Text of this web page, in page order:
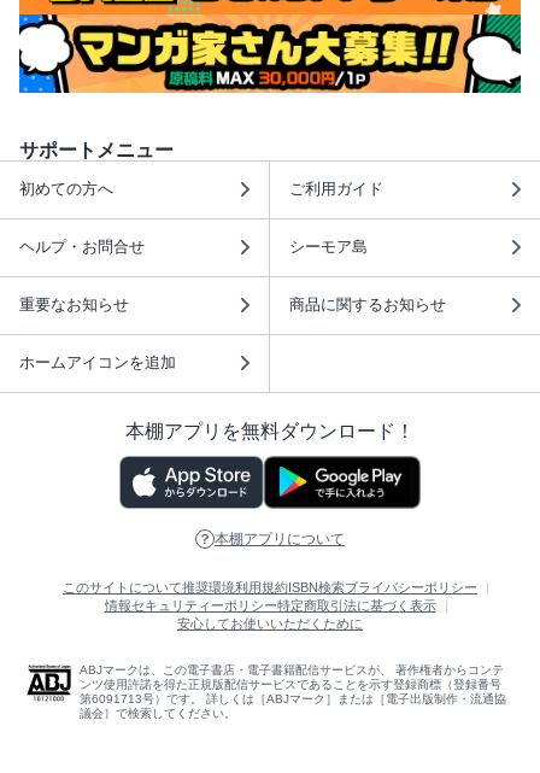
サポートメニュー
初めての方へ ご利用ガイド
ヘルプ・お問合せ シーモア島
重要なお知らせ 商品に関するお知らせ
ホームアイコンを追加
本棚アプリを無料ダウンロード！
本棚アプリについて
このサイトについて推奨環境利用規約ISBN検索プライバシーポリシー
情報セキュリティーポリシー特定商取引法に基づく表示
安心してお使いいただくために
ABJマークは、この電子書店・電子書籍配信サービスが、 著作権者からコンテ
ンツ使用許諾を得た正規版配信サービスであることを示す登録商標（登録番号
第6091713号）です。 詳しくは［ABJマーク］または［電子出版制作・流通協
議会］で検索してください。